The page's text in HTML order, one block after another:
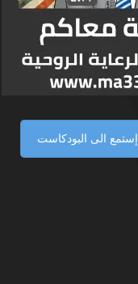
إستمع الى البودكاست